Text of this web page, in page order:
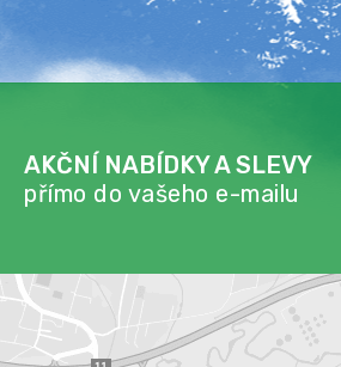
AKČNÍ NABÍDKY A SLEVY
přímo do vašeho e-mailu